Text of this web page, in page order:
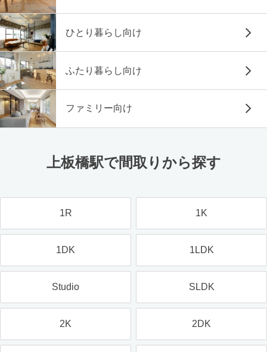
ひとり暮らし向け
ふたり暮らし向け
ファミリー向け
上板橋駅で間取りから探す
1R 1K
1DK 1LDK
Studio SLDK
2K 2DK